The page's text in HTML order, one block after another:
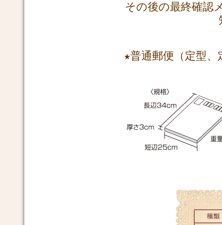
その後の最終確認
★普通郵便（定型